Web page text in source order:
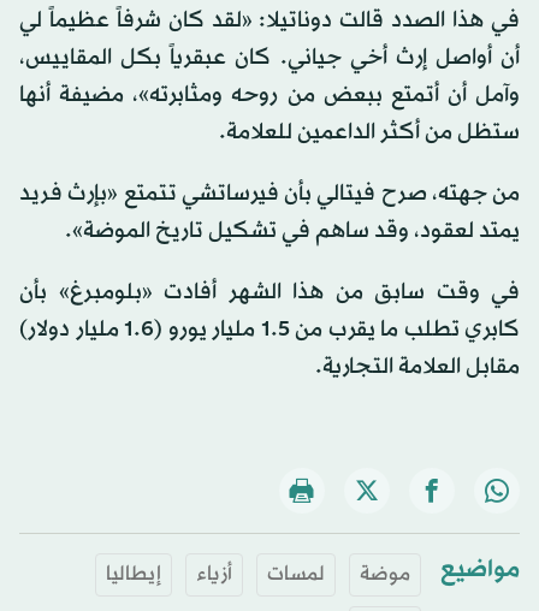
في هذا الصدد قالت دوناتيلا: «لقد كان شرفاً عظيماً لي
أن أواصل إرث أخي جياني. كان عبقرياً بكل المقاييس،
وآمل أن أتمتع ببعض من روحه ومثابرته»، مضيفة أنها
ستظل من أكثر الداعمين للعلامة.
من جهته، صرح فيتالي بأن فيرساتشي تتمتع «بإرث فريد
يمتد لعقود، وقد ساهم في تشكيل تاريخ الموضة».
في وقت سابق من هذا الشهر أفادت «بلومبرغ» بأن
كابري تطلب ما يقرب من 1.5 مليار يورو (1.6 مليار دولار)
مقابل العلامة التجارية.
مواضيع موضة لمسات أزياء
إيطاليا